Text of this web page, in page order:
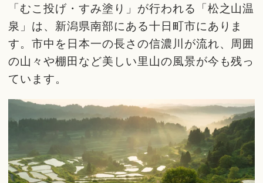
「むこ投げ・すみ塗り」が行われる「松之山温
泉」は、新潟県南部にある十日町市にありま
す。市中を日本一の長さの信濃川が流れ、周囲
の山々や棚田など美しい里山の風景が今も残っ
ています。